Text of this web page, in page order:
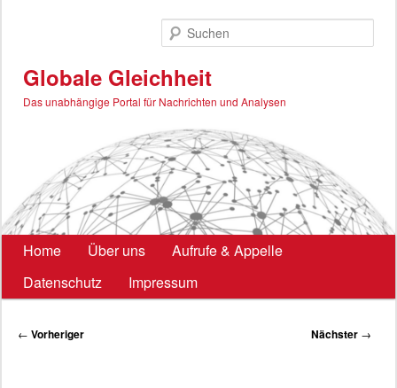
Globale Gleichheit
Das unabhängige Portal für Nachrichten und Analysen
Hauptmenü
Home Über uns
Aufrufe & Appelle
Datenschutz
Impressum
Beitragsnavigation
← Vorheriger Nächster →